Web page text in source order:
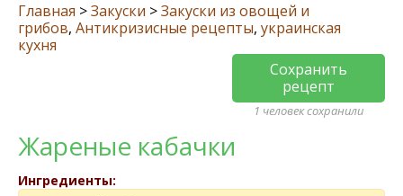
Главная >Закуски >Закуски из овощей и
грибов, Антикризисные рецепты, украинская
кухня
Сохранить
рецепт
1 человек сохранили
Жареные кабачки
Ингредиенты: